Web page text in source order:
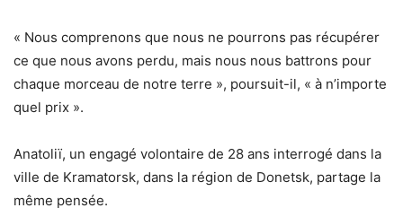
« Nous comprenons que nous ne pourrons pas récupérer
ce que nous avons perdu, mais nous nous battrons pour
chaque morceau de notre terre », poursuit-il, « à n’importe
quel prix ».
Anatoliï, un engagé volontaire de 28 ans interrogé dans la
ville de Kramatorsk, dans la région de Donetsk, partage la
même pensée.